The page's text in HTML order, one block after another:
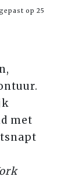
op 25
met